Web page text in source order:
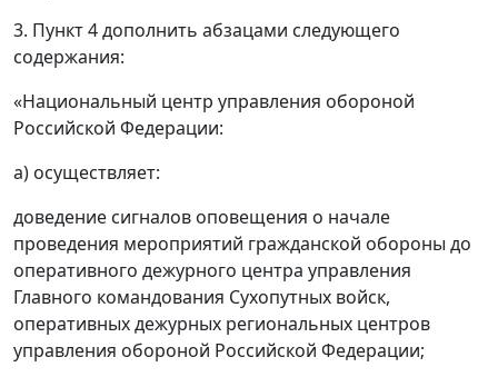
3. Пункт 4 дополнить абзацами следующего
содержания:
«Национальный центр управления обороной
Российской Федерации:
а) осуществляет:
доведение сигналов оповещения о начале
проведения мероприятий гражданской обороны до
оперативного дежурного центра управления
Главного командования Сухопутных войск,
оперативных дежурных региональных центров
управления обороной Российской Федерации;